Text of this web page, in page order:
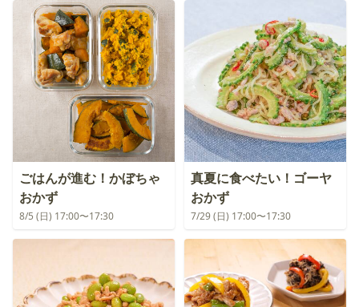
ごはんが進む！かぼちゃ
おかず
8/5 (日) 17:00〜17:30
真夏に食べたい！ゴーヤ
おかず
7/29 (日) 17:00〜17:30